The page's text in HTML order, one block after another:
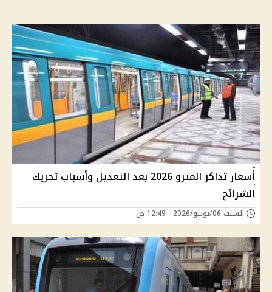
أسعار تذاكر المترو 2026 بعد التعديل وأسباب تحريك
الشرائح
السبت 06/يونيو/2026 - 12:49 ص